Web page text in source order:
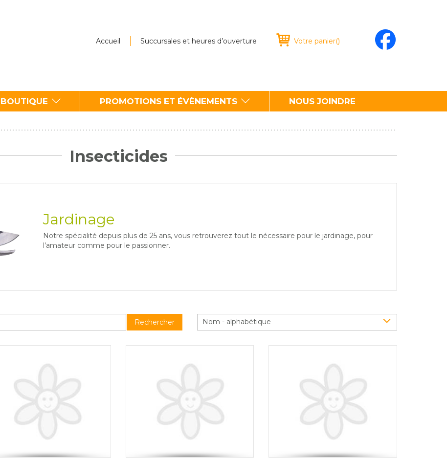
Accueil Succursales et heures d’ouverture Votre panier()
PROMOTIONS ET ÉVÈNEMENTS NOUS JOINDRE
Insecticides
Jardinage
Notre spécialité depuis plus de 25 ans, vous retrouverez tout le nécessaire pour le jardinage, pour
l’amateur comme pour le passionner.
Rechercher Nom - alphabétique